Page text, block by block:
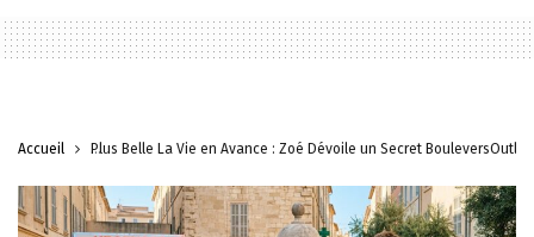
Accueil Plus Belle La Vie en Avance : Zoé Dévoile un Secret